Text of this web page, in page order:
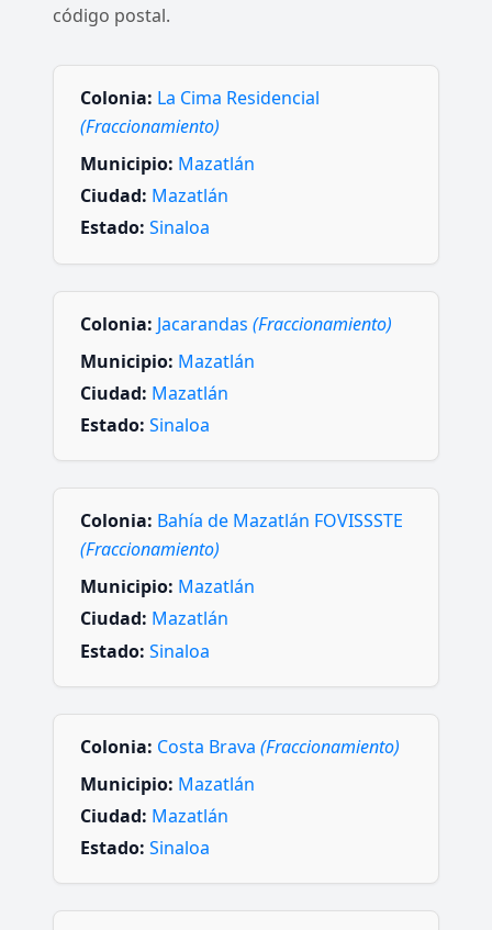
código postal.
Colonia: La Cima Residencial
(Fraccionamiento)
Municipio: Mazatlán
Ciudad: Mazatlán
Estado: Sinaloa
Colonia: Jacarandas (Fraccionamiento)
Municipio: Mazatlán
Ciudad: Mazatlán
Estado: Sinaloa
Colonia: Bahía de Mazatlán FOVISSSTE
(Fraccionamiento)
Municipio: Mazatlán
Ciudad: Mazatlán
Estado: Sinaloa
Colonia: Costa Brava (Fraccionamiento)
Municipio: Mazatlán
Ciudad: Mazatlán
Estado: Sinaloa